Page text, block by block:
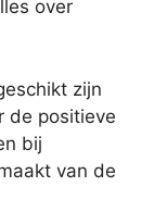
over
zijn
de positieve
bij
van de